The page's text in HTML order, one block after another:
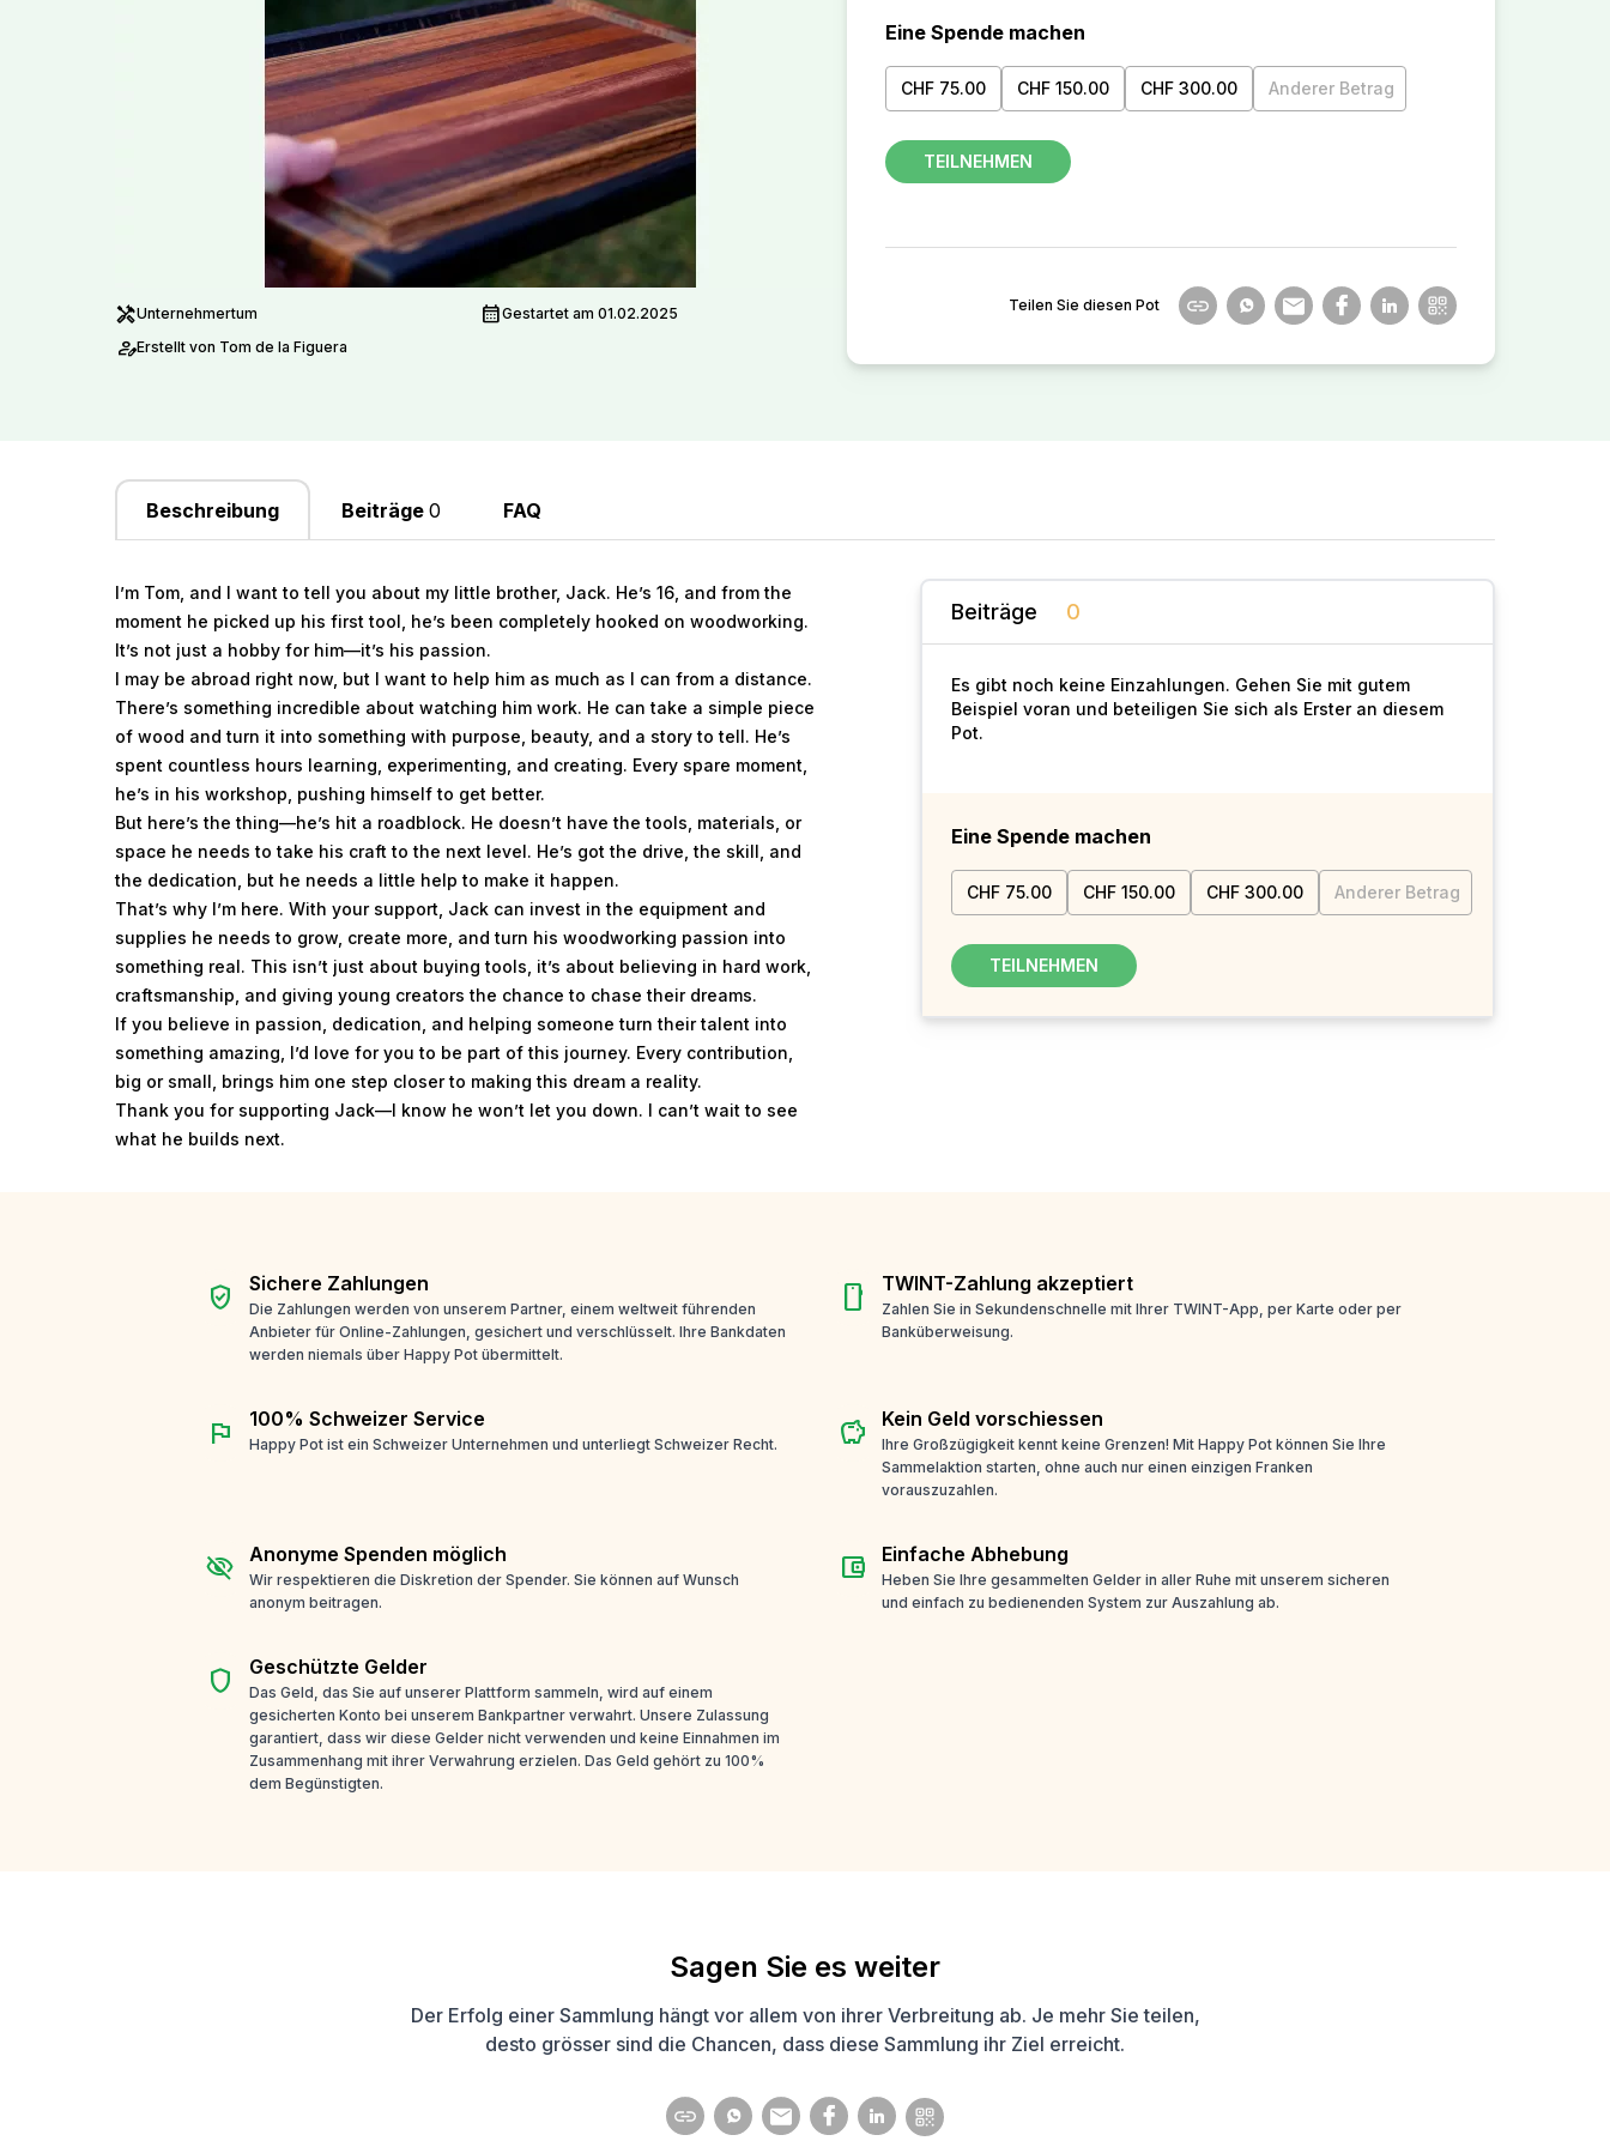
handymanUnternehmertum calendar_monthGestartet am 01.02.2025
person_editErstellt von Tom de la Figuera
Eine Spende machen
CHF 75.00 CHF 150.00 CHF 300.00 Anderer Betrag
TEILNEHMEN
Teilen Sie diesen Pot
Beschreibung Beiträge 0 FAQ
I’m Tom, and I want to tell you about my little brother, Jack. He’s 16, and from the
moment he picked up his first tool, he’s been completely hooked on woodworking.
It’s not just a hobby for him—it’s his passion.
I may be abroad right now, but I want to help him as much as I can from a distance.
There’s something incredible about watching him work. He can take a simple piece
of wood and turn it into something with purpose, beauty, and a story to tell. He’s
spent countless hours learning, experimenting, and creating. Every spare moment,
he’s in his workshop, pushing himself to get better.
But here’s the thing—he’s hit a roadblock. He doesn’t have the tools, materials, or
space he needs to take his craft to the next level. He’s got the drive, the skill, and
the dedication, but he needs a little help to make it happen.
That’s why I’m here. With your support, Jack can invest in the equipment and
supplies he needs to grow, create more, and turn his woodworking passion into
something real. This isn’t just about buying tools, it’s about believing in hard work,
craftsmanship, and giving young creators the chance to chase their dreams.
If you believe in passion, dedication, and helping someone turn their talent into
something amazing, I’d love for you to be part of this journey. Every contribution,
big or small, brings him one step closer to making this dream a reality.
Thank you for supporting Jack—I know he won’t let you down. I can’t wait to see
what he builds next.
Beiträge 0
Es gibt noch keine Einzahlungen. Gehen Sie mit gutem
Beispiel voran und beteiligen Sie sich als Erster an diesem
Pot.
Eine Spende machen
CHF 75.00 CHF 150.00 CHF 300.00 Anderer Betrag
TEILNEHMEN
verified_user Sichere Zahlungen
Die Zahlungen werden von unserem Partner, einem weltweit führenden
Anbieter für Online-Zahlungen, gesichert und verschlüsselt. Ihre Bankdaten
werden niemals über Happy Pot übermittelt.
smartphone TWINT-Zahlung akzeptiert
Zahlen Sie in Sekundenschnelle mit Ihrer TWINT-App, per Karte oder per
Banküberweisung.
flag 100% Schweizer Service
Happy Pot ist ein Schweizer Unternehmen und unterliegt Schweizer Recht. savings Kein Geld vorschiessen
Ihre Großzügigkeit kennt keine Grenzen! Mit Happy Pot können Sie Ihre
Sammelaktion starten, ohne auch nur einen einzigen Franken
vorauszuzahlen.
visibility_off Anonyme Spenden möglich
Wir respektieren die Diskretion der Spender. Sie können auf Wunsch
anonym beitragen.
account_balance_wallet Einfache Abhebung
Heben Sie Ihre gesammelten Gelder in aller Ruhe mit unserem sicheren
und einfach zu bedienenden System zur Auszahlung ab.
shield Geschützte Gelder
Das Geld, das Sie auf unserer Plattform sammeln, wird auf einem
gesicherten Konto bei unserem Bankpartner verwahrt. Unsere Zulassung
garantiert, dass wir diese Gelder nicht verwenden und keine Einnahmen im
Zusammenhang mit ihrer Verwahrung erzielen. Das Geld gehört zu 100%
dem Begünstigten.
Sagen Sie es weiter
Der Erfolg einer Sammlung hängt vor allem von ihrer Verbreitung ab. Je mehr Sie teilen,
desto grösser sind die Chancen, dass diese Sammlung ihr Ziel erreicht.